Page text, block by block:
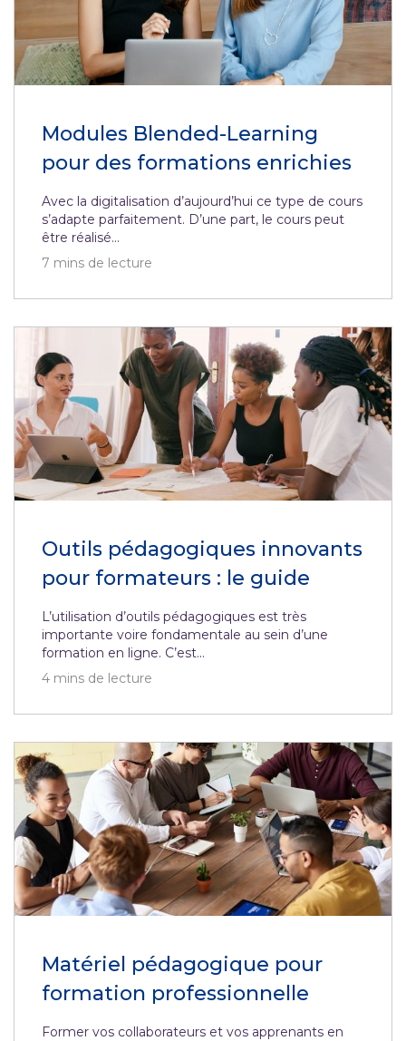
Modules Blended-Learning
pour des formations enrichies
Avec la digitalisation d’aujourd’hui ce type de cours
s’adapte parfaitement. D’une part, le cours peut
être réalisé...
7 mins de lecture
Outils pédagogiques innovants
pour formateurs : le guide
L’utilisation d’outils pédagogiques est très
importante voire fondamentale au sein d’une
formation en ligne. C’est...
4 mins de lecture
Matériel pédagogique pour
formation professionnelle
Former vos collaborateurs et vos apprenants en